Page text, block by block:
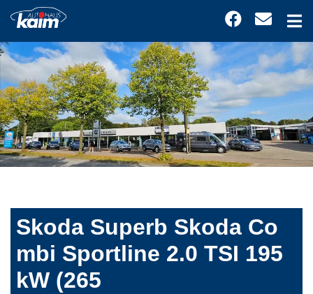
Skoda Superb Skoda Co
mbi Sportline 2.0 TSI 195
kW (265